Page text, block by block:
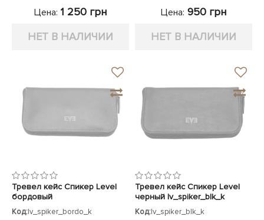
Цена: 1 250 грн
НЕТ В НАЛИЧИИ
Цена: 950 грн
НЕТ В НАЛИЧИИ
Тревел кейс Спикер Level
бордовый
Код:lv_spiker_bordo_k
Тревел кейс Спикер Level
черный lv_spiker_blk_k
Код:lv_spiker_blk_k